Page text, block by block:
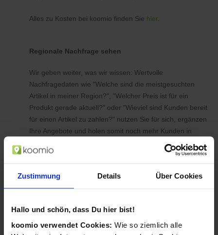
Zustimmung Details Über Cookies
Hallo und schön, dass Du hier bist!
koomio verwendet Cookies: Wie so ziemlich alle
Alles zu Kosten bei koomio finden Sie hier.
Regionale Nachfrage sehen
Wir geben weiter, was wir wissen: Wertvolle
Nachfragedaten wie "Welche sind die meistgesuchten
Artikel in meiner Region?", "Welcher Preis ist für ein
Produkt gerade aktuell?" oder "Wieviel sind Kunden bereit
für einen Artikel zu zahlen?" nutzen Sie für sich, ergänzen
Ihre Angebote und holen somit noch mehr Kunden in